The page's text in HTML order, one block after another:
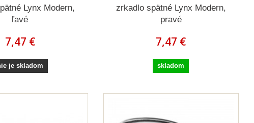
Lynx Modern,
ľavé
7,47 €
je skladom
zrkadlo spätné Lynx Modern,
pravé
7,47 €
skladom